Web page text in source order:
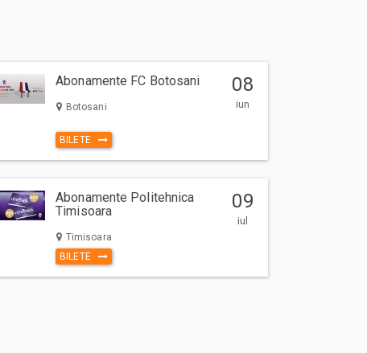
Abonamente FC Botosani
Botosani
BILETE
08
iun
Abonamente Politehnica
Timisoara
Timisoara
BILETE
09
iul